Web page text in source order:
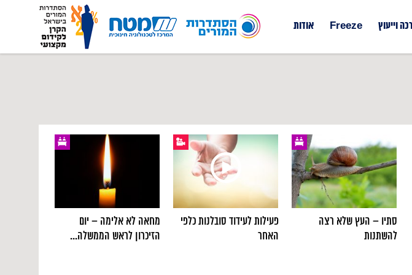
וייעוץ Freeze אודות
סתיו – העץ שלא רצה
להשתנות
פעילות לעידוד סובלנות כלפי
האחר
מחאה לא אלימה – יום
הזיכרון לראש הממשלה...